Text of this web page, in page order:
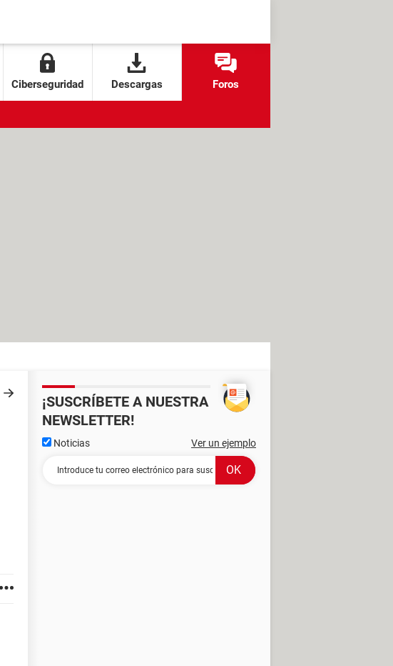
Ciberseguridad Descargas Foros
¡SUSCRÍBETE A NUESTRA
NEWSLETTER!
Noticias Ver un ejemplo